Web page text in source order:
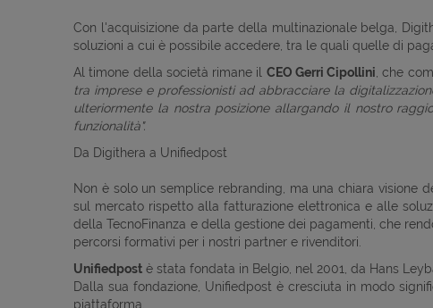
Con l'acquisizione da parte della multinazionale belga,
soluzioni a cui è possibile accedere, tra le quali quelle di
Al timone della società rimane il CEO Gerri Cipollini , che
tra imprese e professionisti ad abbracciare la
ulteriormente la nostra posizione allargando il nostro raggio
funzionalità".
Da Digithera a Unifiedpost
Non è solo un semplice rebranding, ma una chiara visione
sul mercato rispetto alla fatturazione elettronica e alle
della TecnoFinanza e della gestione dei pagamenti, che
percorsi formativi per i nostri partner e rivenditori.
Unifiedpost è stata fondata in Belgio, nel 2001, da Hans
Dalla sua fondazione, Unifiedpost è cresciuta in modo
piattaforma.